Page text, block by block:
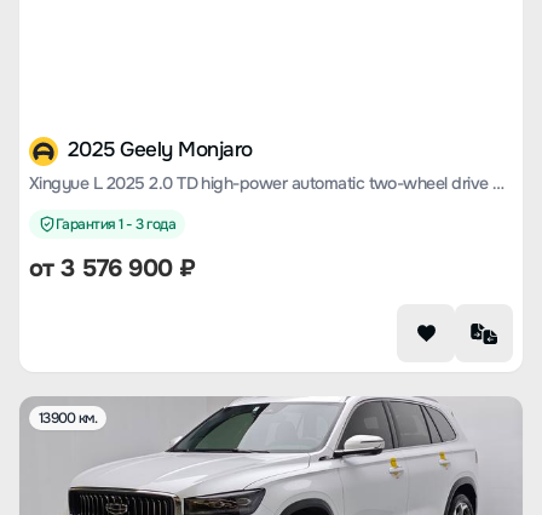
2025 Geely Monjaro
Xingyue L 2025 2.0 TD high-power automatic two-wheel drive Dongfang Yao Lanxing version
Гарантия 1 - 3 года
от3 576 900₽
13900 км.